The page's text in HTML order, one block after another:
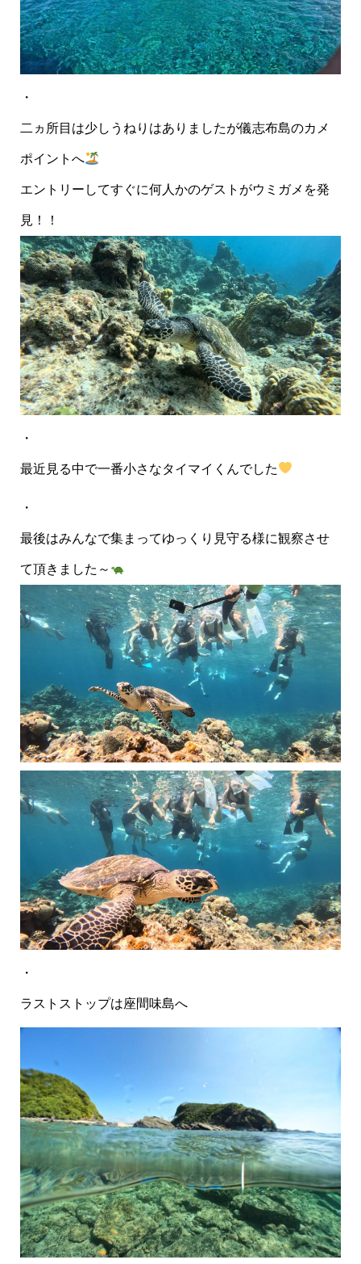
・
二ヵ所目は少しうねりはありましたが儀志布島のカメ
ポイントへ
エントリーしてすぐに何人かのゲストがウミガメを発
見！！
・
最近見る中で一番小さなタイマイくんでした
・
最後はみんなで集まってゆっくり見守る様に観察させ
て頂きました～
・
ラストストップは座間味島へ